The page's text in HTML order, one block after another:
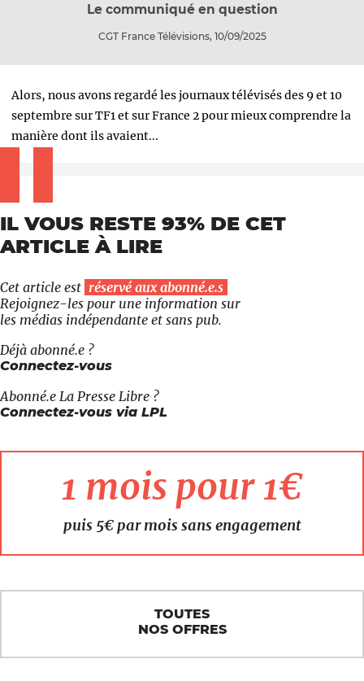
Le communiqué en question
CGT France Télévisions, 10/09/2025
Alors, nous avons regardé les journaux télévisés des 9 et 10
septembre sur TF1 et sur France 2 pour mieux comprendre la
manière dont ils avaient...
IL VOUS RESTE 93% DE CET
ARTICLE À LIRE
Cet article est réservé aux abonné.e.s
Rejoignez-les pour une information sur
les médias indépendante et sans pub.
Déjà abonné.e ?
Connectez-vous
Abonné.e La Presse Libre ?
Connectez-vous via LPL
1 mois pour 1€
puis 5€ par mois sans engagement
TOUTES
NOS OFFRES